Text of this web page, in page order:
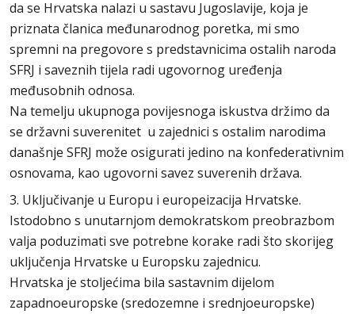
da se Hrvatska nalazi u sastavu Jugoslavije, koja je
priznata članica međunarodnog poretka, mi smo
spremni na pregovore s predstavnicima ostalih naroda
SFRJ i saveznih tijela radi ugovornog uređenja
međusobnih odnosa.
Na temelju ukupnoga povijesnoga iskustva držimo da
se državni suverenitet u zajednici s ostalim narodima
današnje SFRJ može osigurati jedino na konfederativnim
osnovama, kao ugovorni savez suverenih država.
3. Uključivanje u Europu i europeizacija Hrvatske.
Istodobno s unutarnjom demokratskom preobrazbom
valja poduzimati sve potrebne korake radi što skorijeg
uključenja Hrvatske u Europsku zajednicu.
Hrvatska je stoljećima bila sastavnim dijelom
zapadnoeuropske (sredozemne i srednjoeuropske)